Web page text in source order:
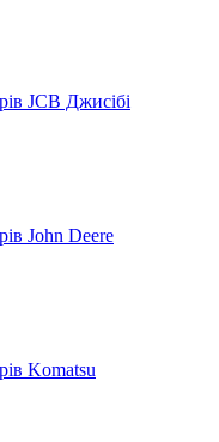
JCB Джисібі
John Deere
Komatsu